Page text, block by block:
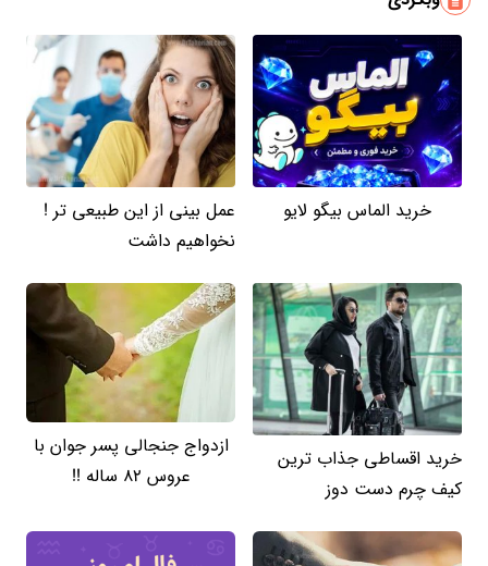
خرید الماس بیگو لایو
عمل بینی از این طبیعی تر !
نخواهیم داشت
خرید اقساطی جذاب ترین
کیف چرم دست دوز
ازدواج جنجالی پسر جوان با
عروس 82 ساله !!